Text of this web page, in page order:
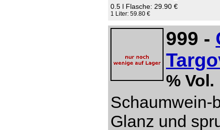
0.5 l Flasche: 29.90 €
1 Liter: 59.80 €
999 -
% Vol.
Schaumwein-
Glanz und